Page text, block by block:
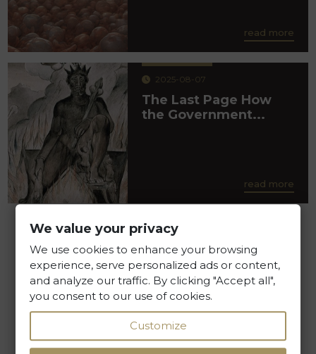
read more
2025-08-07
The Last Page How
the Government...
read more
Kancelaria Prawna Skarbiec
We value your privacy
We use cookies to enhance your browsing
experience, serve personalized ads or content,
and analyze our traffic. By clicking "Accept all",
you consent to our use of cookies.
Customize